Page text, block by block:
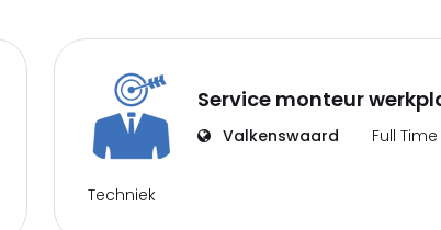
Service monteur
Valkenswaard Full Time
Techniek